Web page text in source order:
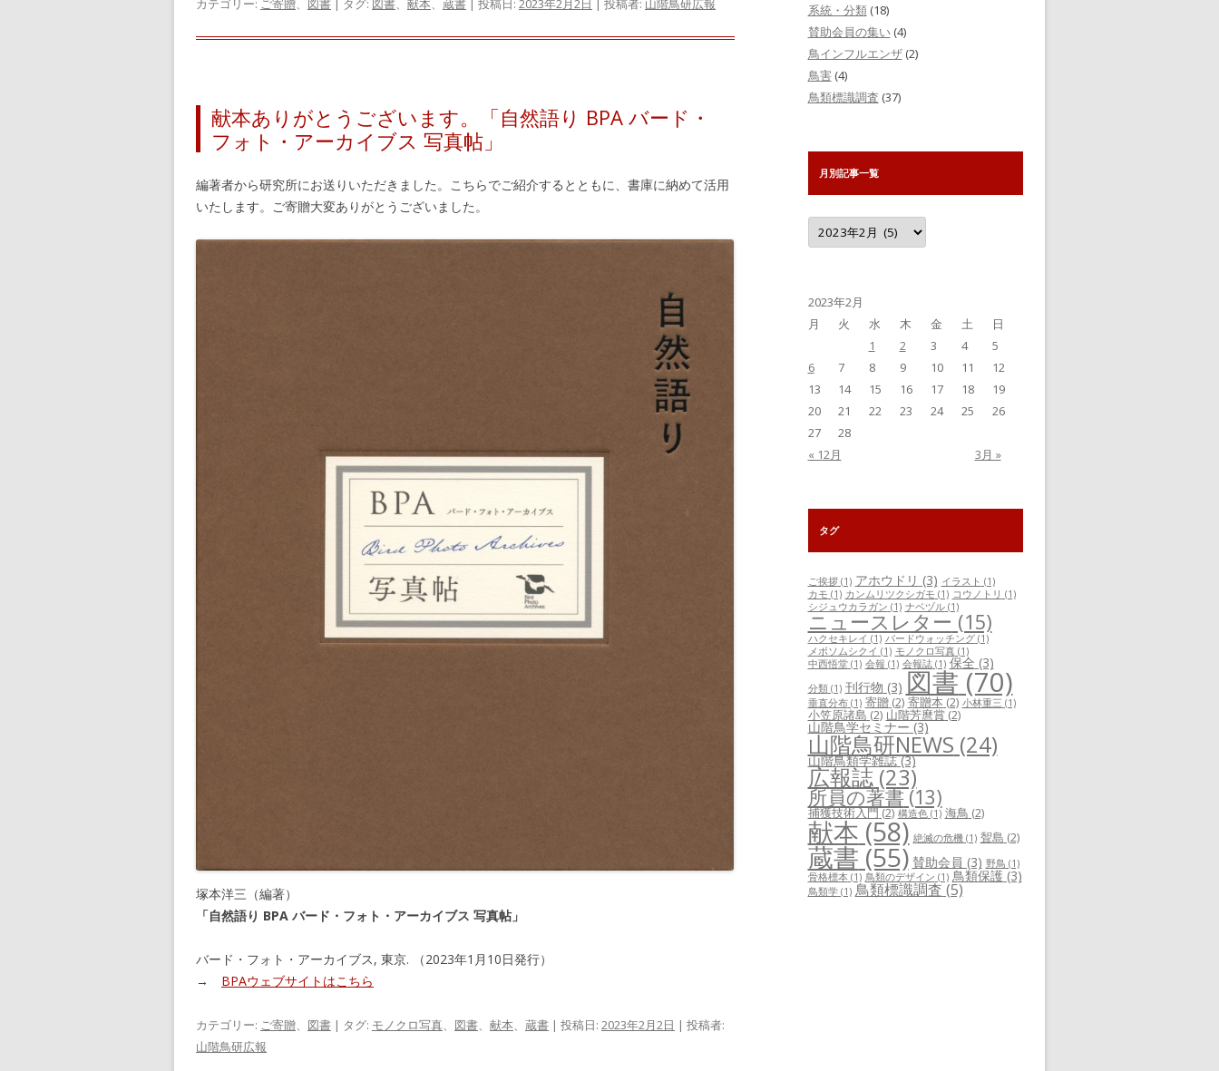
カテゴリー: ご寄贈、 図書 | タグ: 図書、 献本、 蔵書 | 投稿日: 2023年2月2日 | 投稿者: 山階鳥研広報
献本ありがとうございます。「自然語り BPA バード・
フォト・アーカイブス 写真帖」
編著者から研究所にお送りいただきました。こちらでご紹介するとともに、書庫に納めて活用
いたします。ご寄贈大変ありがとうございました。
塚本洋三（編著）
「自然語り BPA バード・フォト・アーカイブス 写真帖」
バード・フォト・アーカイブス, 東京. （2023年1月10日発行）
→ BPAウェブサイトはこちら
カテゴリー: ご寄贈、 図書 | タグ: モノクロ写真、 図書、 献本、 蔵書 | 投稿日: 2023年2月2日 | 投稿者:
山階鳥研広報
系統・分類(18)
賛助会員の集い(4)
鳥インフルエンザ(2)
鳥害 (4)
鳥類標識調査 (37)
月別記事一覧
月
別
記
2023年2月
月
火 水 木 金 土
日
1
2 3 4
5
6
7 8 9 10 11
12
13
14 15 16 17 18
19
20
21 22 23 24 25
26
27
28
« 12月
3月 »
タグ
ご挨拶(1) アホウドリ (3) イラスト (1)
カモ (1) カンムリツクシガモ (1) コウノトリ (1)
シジュウカラガン (1) ナベヅル(1)
ニュースレター (15)
ハクセキレイ (1) バードウォッチング(1)
メボソムシクイ (1) モノクロ写真(1)
中西悟堂(1) 会報 (1) 会報誌(1) 保全 (3)
分類(1) 刊行物 (3) 図書 (70)
垂直分布(1) 寄贈(2) 寄贈本 (2) 小林重三 (1)
小笠原諸島 (2) 山階芳麿賞(2)
山階鳥学セミナー(3)
山階鳥研NEWS (24)
山階鳥類学雑誌(3)
広報誌(23)
所員の著書(13)
捕獲技術入門(2) 構造色(1) 海鳥 (2)
献本 (58) 絶滅の危機(1) 聟島 (2)
蔵書(55) 賛助会員 (3) 野鳥 (1)
骨格標本(1) 鳥類のデザイン (1) 鳥類保護 (3)
鳥類学(1) 鳥類標識調査(5)